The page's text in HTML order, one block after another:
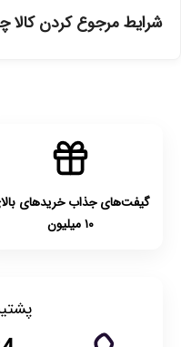
شرایط مرجوع کردن
گیفت‌های جذاب خریدهای
۱۰ میلیون